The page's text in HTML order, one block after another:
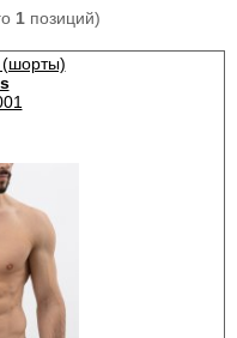
1позиций)
(шорты)